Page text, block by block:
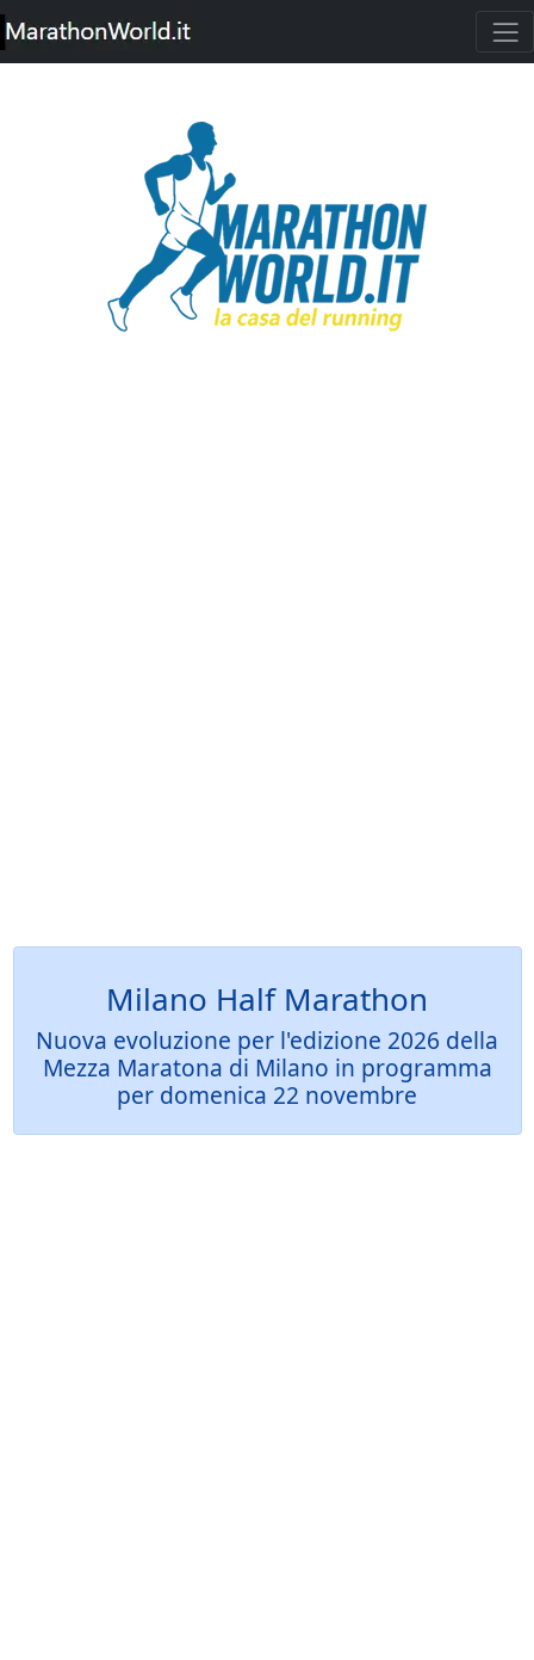
Milano Half Marathon
Nuova evoluzione per l'edizione 2026 della
Mezza Maratona di Milano in programma
per domenica 22 novembre